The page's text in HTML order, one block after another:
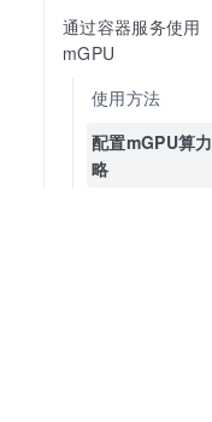
通过容器服务使用
mGPU
使用方法
配置mGPU算
略